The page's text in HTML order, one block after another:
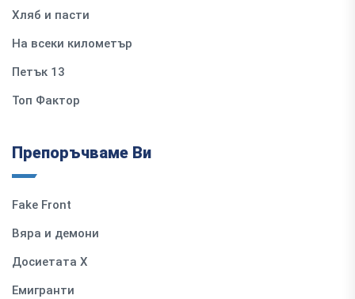
Хляб и пасти
На всеки километър
Петък 13
Топ Фактор
Препоръчваме Ви
Fake Front
Вяра и демони
Досиетата Х
Емигранти